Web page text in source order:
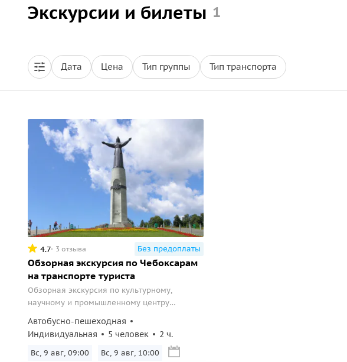
Экскурсии и билеты 1
Дата Цена Тип группы Тип транспорта
4.7 3 отзыва Без предоплаты
Обзорная экскурсия по Чебоксарам
на транспорте туриста
Обзорная экскурсия по культурному,
научному и промышленному центру
Автобусно-пешеходная
Индивидуальная
5 человек 2 ч.
Вс, 9 авг, 09:00 Вс, 9 авг, 10:00